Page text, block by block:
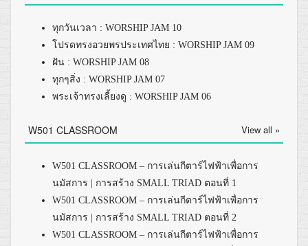
ทุกวันเวลา : WORSHIP JAM 10
โปรดทรงอวยพรประเทศไทย : WORSHIP JAM 09
ฝัน : WORSHIP JAM 08
ทุกๆสิ่ง : WORSHIP JAM 07
พระเจ้าทรงเลี้ยงดู : WORSHIP JAM 06
W501 CLASSROOM View all »
W501 CLASSROOM – การเล่นกีตาร์ไฟฟ้าเพื่อการ
นมัสการ | การสร้าง SMALL TRIAD ตอนที่ 1
W501 CLASSROOM – การเล่นกีตาร์ไฟฟ้าเพื่อการ
นมัสการ | การสร้าง SMALL TRIAD ตอนที่ 2
W501 CLASSROOM – การเล่นกีตาร์ไฟฟ้าเพื่อการ